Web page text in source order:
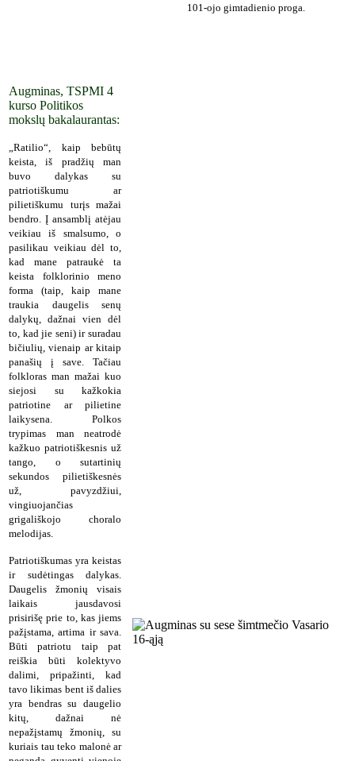
101-ojo gimtadienio proga.
Augminas, TSPMI 4
kurso Politikos
mokslų bakalaurantas:
„Ratilio“, kaip bebūtų
keista, iš pradžių man
buvo dalykas su
patriotiškumu ar
pilietiškumu turįs mažai
bendro. Į ansamblį atėjau
veikiau iš smalsumo, o
pasilikau veikiau dėl to,
kad mane patraukė ta
keista folklorinio meno
forma (taip, kaip mane
traukia daugelis senų
dalykų, dažnai vien dėl
to, kad jie seni) ir suradau
bičiulių, vienaip ar kitaip
panašių į save. Tačiau
folkloras man mažai kuo
siejosi su kažkokia
patriotine ar pilietine
laikysena. Polkos
trypimas man neatrodė
kažkuo patriotiškesnis už
tango, o sutartinių
sekundos pilietiškesnės
už, pavyzdžiui,
vingiuojančias
grigališkojo choralo
melodijas.
Patriotiškumas yra keistas
ir sudėtingas dalykas.
Daugelis žmonių visais
laikais jausdavosi
prisirišę prie to, kas jiems
pažįstama, artima ir sava.
Būti patriotu taip pat
reiškia būti kolektyvo
dalimi, pripažinti, kad
tavo likimas bent iš dalies
yra bendras su daugelio
kitų, dažnai nė
nepažįstamų žmonių, su
kuriais tau teko malonė ar